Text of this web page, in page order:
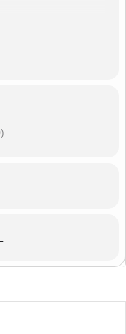
er i
dopp i
på